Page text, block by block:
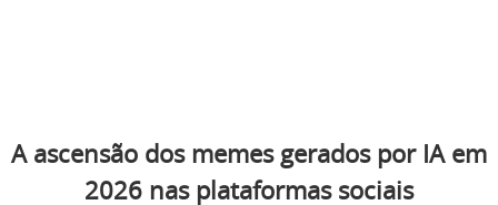
A ascensão dos memes gerados por IA em
2026 nas plataformas sociais